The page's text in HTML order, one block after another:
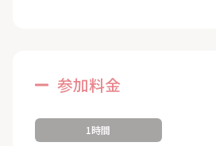
参加料金
1時間